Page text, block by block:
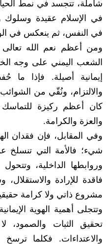
شاملة، تتجسد في نمط
في الإسلام عقيدة وسلوك
في النفس، ثم ينعكس في
ومن أعظم نعم الله
الشعب اليمني على وجه
إيمانية أصيلة. فإذا ما
والالتزام، ونُقّي من
كان أعظم ركيزة للتماسك
والعزة والكرامة.
وفي المقابل، فإن فقدان
شيء؛ فالأمة التي تنسلخ عن
وروابطها الداخلية،
فاقدة للإرادة والاستقلال،
مشروع ذاتي ولا كرامة
وتتجلى أهمية الهوية
تحقيق الثبات والصمود،
والاعتداءات. فكلما ترسخ